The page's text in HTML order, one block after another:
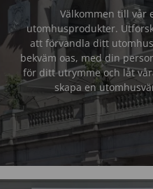
Välkommen till vår
utomhusprodukter.
att förvandla ditt
bekväm oas, med din
för ditt utrymme och låt
skapa en